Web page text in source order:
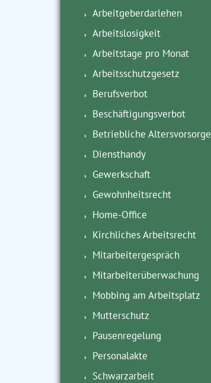
Arbeitgeberdarlehen
Arbeitslosigkeit
Arbeitstage pro Monat
Arbeitsschutzgesetz
Berufsverbot
Beschäftigungsverbot
Betriebliche Altersvorsorge
Diensthandy
Gewerkschaft
Gewohnheitsrecht
Home-Office
Kirchliches Arbeitsrecht
Mitarbeitergespräch
Mitarbeiterüberwachung
Mobbing am Arbeitsplatz
Mutterschutz
Pausenregelung
Personalakte
Schwarzarbeit